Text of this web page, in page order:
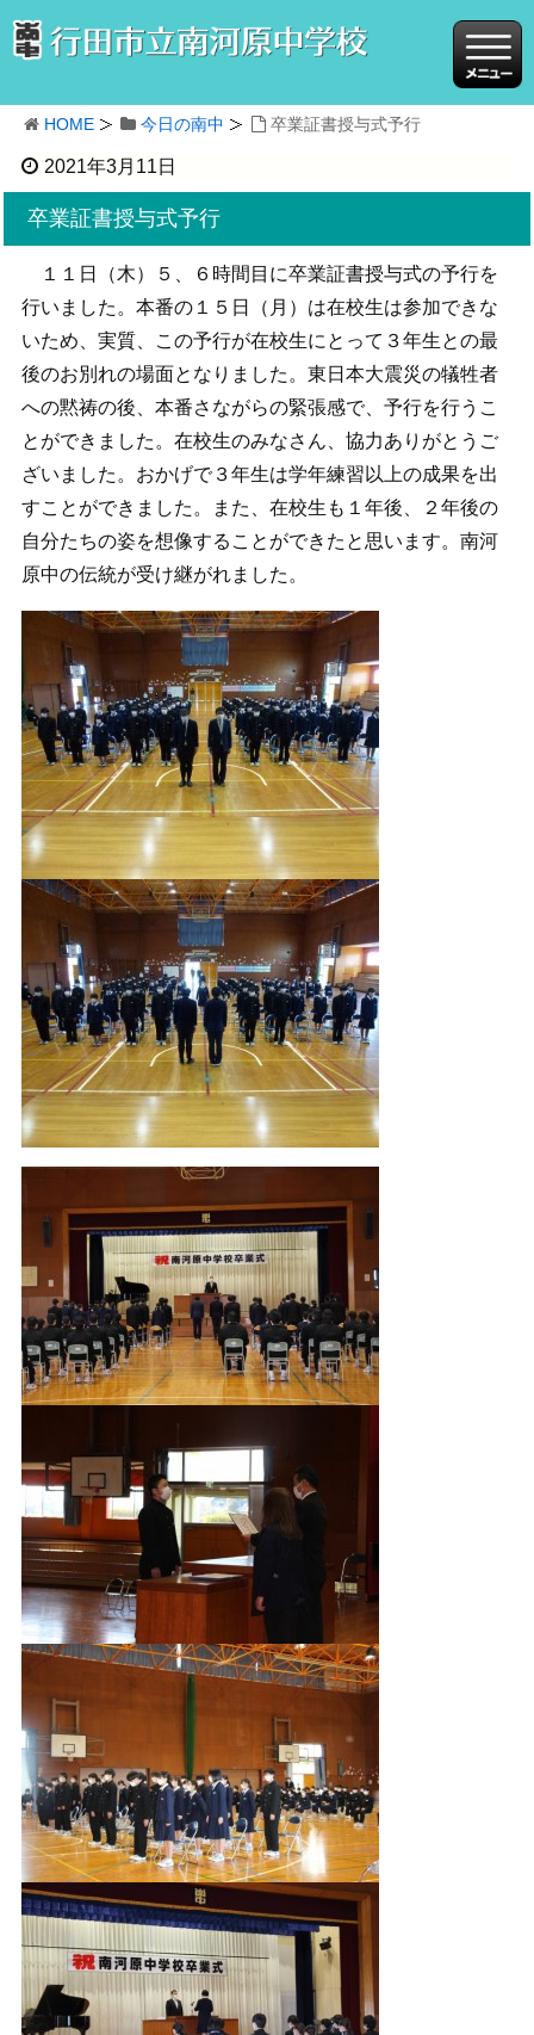
HOME 今日の南中 卒業証書授与式予行
2021年3月11日
卒業証書授与式予行
１１日（木）５、６時間目に卒業証書授与式の予行を
行いました。本番の１５日（月）は在校生は参加できな
いため、実質、この予行が在校生にとって３年生との最
後のお別れの場面となりました。東日本大震災の犠牲者
への黙祷の後、本番さながらの緊張感で、予行を行うこ
とができました。在校生のみなさん、協力ありがとうご
ざいました。おかげで３年生は学年練習以上の成果を出
すことができました。また、在校生も１年後、２年後の
自分たちの姿を想像することができたと思います。南河
原中の伝統が受け継がれました。